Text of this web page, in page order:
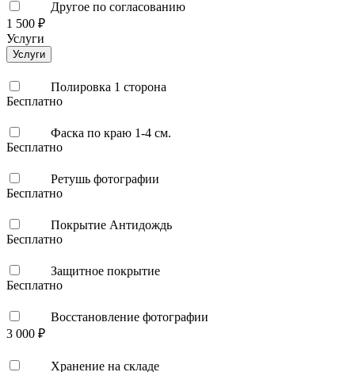
Другое по согласованию
1 500 ₽
Услуги
Услуги
Полировка 1 сторона
Бесплатно
Фаска по краю 1-4 см.
Бесплатно
Ретушь фотографии
Бесплатно
Покрытие Антидождь
Бесплатно
Защитное покрытие
Бесплатно
Восстановление фотографии
3 000 ₽
Хранение на складе